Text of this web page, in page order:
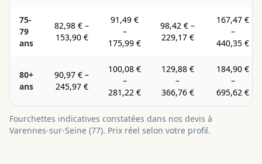
75-
79
ans
82,98 € –
153,90 €
91,49 €
–
175,99 €
98,42 € –
229,17 €
167,47 €
–
440,35 €
80+
ans
90,97 € –
245,97 €
100,08 €
–
281,22 €
129,88 €
–
366,76 €
184,90 €
–
695,62 €
Fourchettes indicatives constatées dans nos devis à
Varennes-sur-Seine (77). Prix réel selon votre profil.